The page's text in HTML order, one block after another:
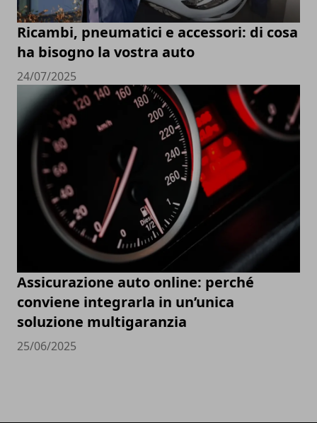
Ricambi, pneumatici e accessori: di cosa
ha bisogno la vostra auto
24/07/2025
Assicurazione auto online: perché
conviene integrarla in un’unica
soluzione multigaranzia
25/06/2025